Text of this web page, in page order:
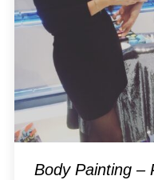
Body Painting –